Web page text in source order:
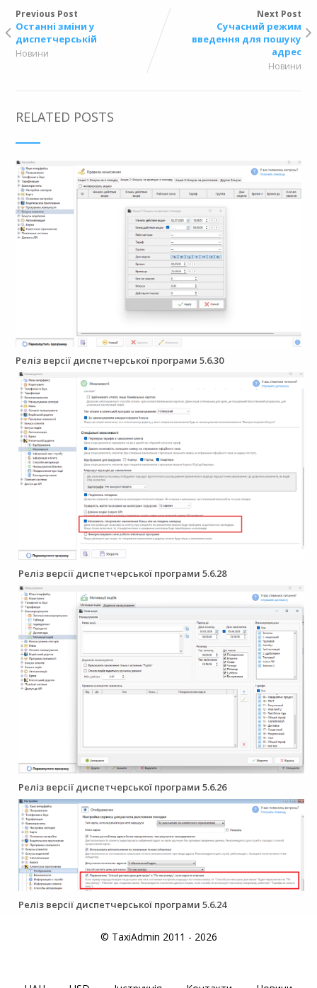
Previous Post
Останні зміни у
диспетчерській
Новини
Next Post
Сучасний режим
введення для пошуку
адрес
Новини
RELATED POSTS
Реліз версії диспетчерської програми 5.6.30
Реліз версії диспетчерської програми 5.6.28
Реліз версії диспетчерської програми 5.6.26
Реліз версії диспетчерської програми 5.6.24
© TaxiAdmin 2011 - 2026